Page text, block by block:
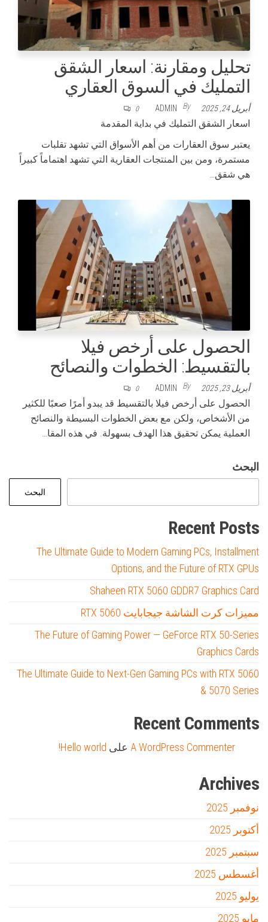
تحليل ومقارنة: اسعار الشقق
التمليك في السوق العقاري
أبريل 24, 2025 By
ADMIN
0
اسعار الشقق التمليك في بداية المقدمة
يعتبر سوق العقارات من أهم الأسواق التي تشهد تقلبات
مستمرة، ومن بين المنتجات العقارية التي تشهد اهتماماً كبيراً
هي شقق…
الحصول على أرخص فيلا
بالتقسيط: الخطوات والنصائح
أبريل 23, 2025 By
ADMIN
0
الحصول على أرخص فيلا بالتقسيط قد يبدو أمرًا صعبًا للكثير
من الأشخاص، ولكن مع بعض الخطوات البسيطة والنصائح
العملية يمكن تحقيق هذا الهدف بسهولة. في هذه المقا…
البحث
البحث
Recent Posts
The Ultimate Guide to Modern Gaming PCs, Installment
Options, and the Future of RTX GPUs
Shaheen RTX 5060 GDDR7 Graphics Card
مميزات كرت الشاشة جيجابايت RTX 5060
The Future of Gaming Power — GeForce RTX 50-Series
Graphics Cards
The Ultimate Guide to Next-Gen Gaming PCs with RTX 5060
& 5070 Series
Recent Comments
A WordPress Commenter على Hello world!
Archives
نوفمبر 2025
أكتوبر 2025
سبتمبر 2025
أغسطس 2025
يوليو 2025
مايو 2025